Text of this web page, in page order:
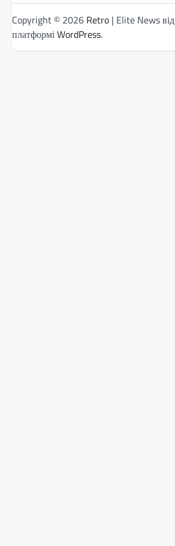
Copyright © 2026 Retro | Elite News від
платформіWordPress.